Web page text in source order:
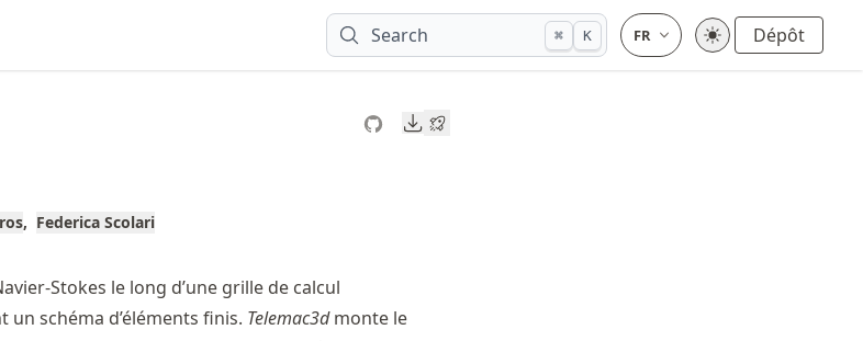
Search ⌘ K Dépôt
Downloads
Federica Scolari
Stokes le long d’une grille de calcul
schéma d’éléments finis. Telemac3dmonte le